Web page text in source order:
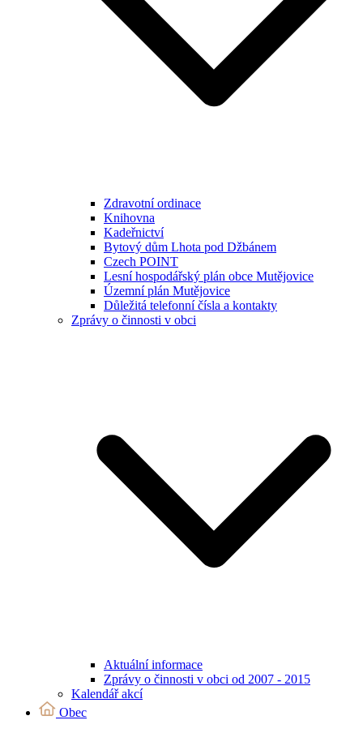
Zdravotní ordinace
Knihovna
Kadeřnictví
Bytový dům Lhota pod Džbánem
Czech POINT
Lesní hospodářský plán obce Mutějovice
Územní plán Mutějovice
Důležitá telefonní čísla a kontakty
Zprávy o činnosti v obci
Aktuální informace
Zprávy o činnosti v obci od 2007 - 2015
Kalendář akcí
Obec